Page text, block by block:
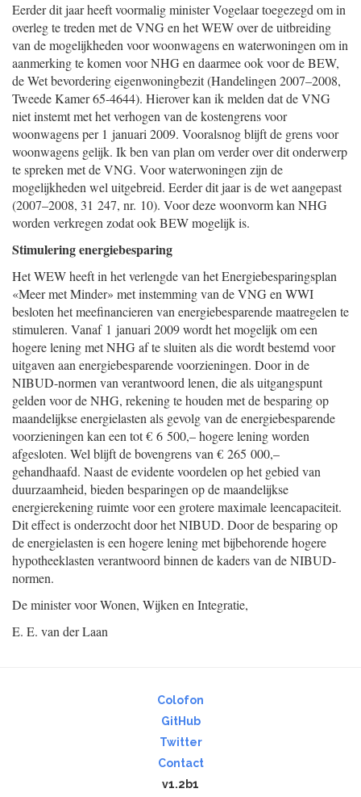
Eerder dit jaar heeft voormalig minister Vogelaar toegezegd om in
overleg te treden met de VNG en het WEW over de uitbreiding
van de mogelijkheden voor woonwagens en waterwoningen om in
aanmerking te komen voor NHG en daarmee ook voor de BEW,
de Wet bevordering eigenwoningbezit (Handelingen 2007–2008,
Tweede Kamer 65-4644). Hierover kan ik melden dat de VNG
niet instemt met het verhogen van de kostengrens voor
woonwagens per 1 januari 2009. Vooralsnog blijft de grens voor
woonwagens gelijk. Ik ben van plan om verder over dit onderwerp
te spreken met de VNG. Voor waterwoningen zijn de
mogelijkheden wel uitgebreid. Eerder dit jaar is de wet aangepast
(2007–2008, 31 247, nr. 10). Voor deze woonvorm kan NHG
worden verkregen zodat ook BEW mogelijk is.
Stimulering energiebesparing
Het WEW heeft in het verlengde van het Energiebesparingsplan
«Meer met Minder» met instemming van de VNG en WWI
besloten het meefinancieren van energiebesparende maatregelen te
stimuleren. Vanaf 1 januari 2009 wordt het mogelijk om een
hogere lening met NHG af te sluiten als die wordt bestemd voor
uitgaven aan energiebesparende voorzieningen. Door in de
NIBUD-normen van verantwoord lenen, die als uitgangspunt
gelden voor de NHG, rekening te houden met de besparing op
maandelijkse energielasten als gevolg van de energiebesparende
voorzieningen kan een tot € 6 500,– hogere lening worden
afgesloten. Wel blijft de bovengrens van € 265 000,–
gehandhaafd. Naast de evidente voordelen op het gebied van
duurzaamheid, bieden besparingen op de maandelijkse
energierekening ruimte voor een grotere maximale leencapaciteit.
Dit effect is onderzocht door het NIBUD. Door de besparing op
de energielasten is een hogere lening met bijbehorende hogere
hypotheeklasten verantwoord binnen de kaders van de NIBUD-
normen.
De minister voor Wonen, Wijken en Integratie,
E. E. van der Laan
Colofon
GitHub
Twitter
Contact
v1.2b1